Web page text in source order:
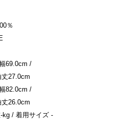
％
69.0cm /
82.0cm /
kg / 着用サイズ -